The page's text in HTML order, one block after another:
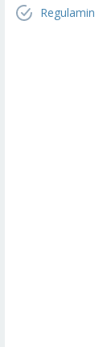
Regulamin